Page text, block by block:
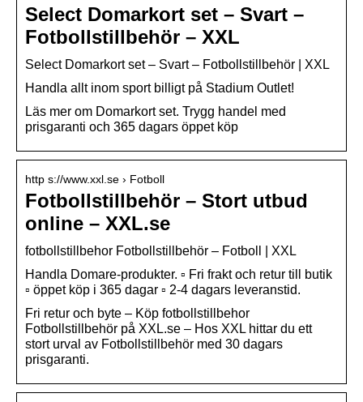
Select Domarkort set – Svart –
Fotbollstillbehör – XXL
Select Domarkort set – Svart – Fotbollstillbehör | XXL
Handla allt inom sport billigt på Stadium Outlet!
Läs mer om Domarkort set. Trygg handel med
prisgaranti och 365 dagars öppet köp
http s://www.xxl.se › Fotboll
Fotbollstillbehör – Stort utbud
online – XXL.se
fotbollstillbehor Fotbollstillbehör – Fotboll | XXL
Handla Domare-produkter. ▫ Fri frakt och retur till butik
▫ öppet köp i 365 dagar ▫ 2-4 dagars leveranstid.
Fri retur och byte – Köp fotbollstillbehor
Fotbollstillbehör på XXL.se – Hos XXL hittar du ett
stort urval av Fotbollstillbehör med 30 dagars
prisgaranti.